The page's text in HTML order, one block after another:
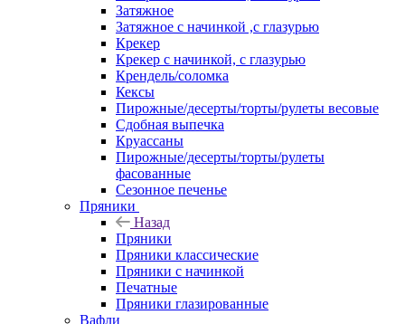
Затяжное
Затяжное с начинкой ,с глазурью
Крекер
Крекер с начинкой, с глазурью
Крендель/соломка
Кексы
Пирожные/десерты/торты/рулеты весовые
Сдобная выпечка
Круассаны
Пирожные/десерты/торты/рулеты
фасованные
Сезонное печенье
Пряники
Назад
Пряники
Пряники классические
Пряники с начинкой
Печатные
Пряники глазированные
Вафли